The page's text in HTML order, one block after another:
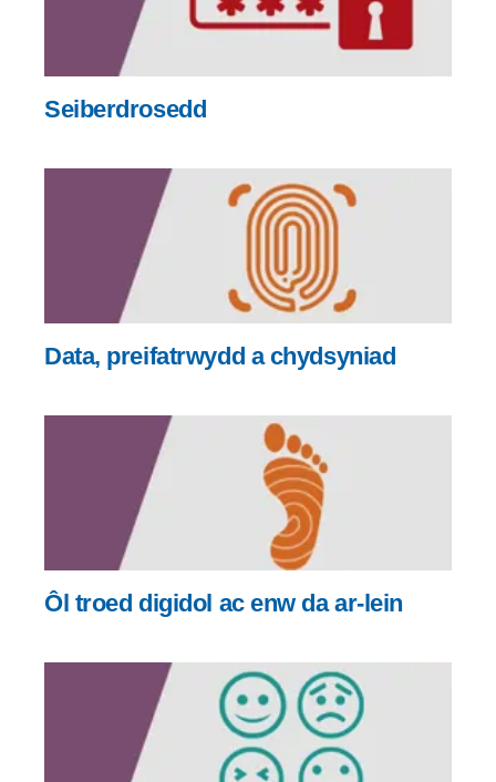
Seiberdrosedd
Data, preifatrwydd a chydsyniad
Ôl troed digidol ac enw da ar-lein